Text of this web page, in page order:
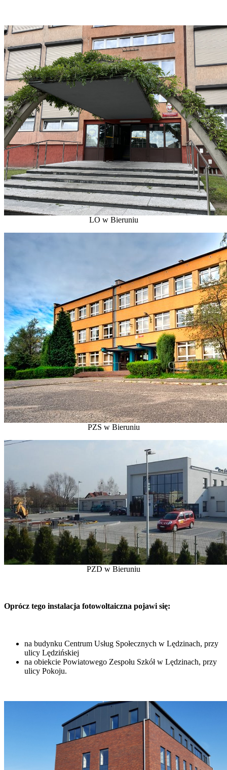
LO w Bieruniu
PZS w Bieruniu
PZD w Bieruniu
Oprócz tego instalacja fotowoltaiczna pojawi się:
na budynku Centrum Usług Społecznych w Lędzinach, przy
ulicy Lędzińskiej
na obiekcie Powiatowego Zespołu Szkół w Lędzinach, przy
ulicy Pokoju.